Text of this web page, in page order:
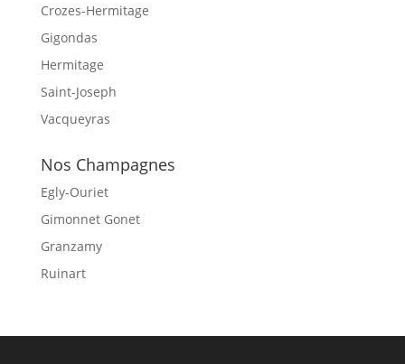
Crozes-Hermitage
Gigondas
Hermitage
Saint-Joseph
Vacqueyras
Nos Champagnes
Egly-Ouriet
Gimonnet Gonet
Granzamy
Ruinart